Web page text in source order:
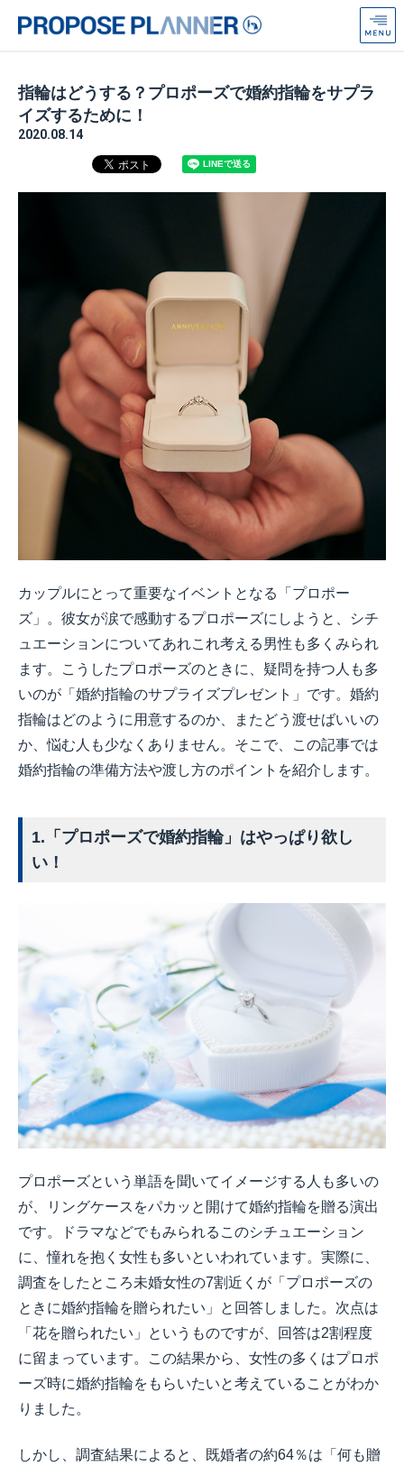
ロ
ズ
ン
from
Anniversaire
指輪はどうする？プロポーズで婚約指輪をサプラ
イズするために！
2020.08.14
カップルにとって重要なイベントとなる「プロポー
ズ」。彼女が涙で感動するプロポーズにしようと、シチ
ュエーションについてあれこれ考える男性も多くみられ
ます。こうしたプロポーズのときに、疑問を持つ人も多
いのが「婚約指輪のサプライズプレゼント」です。婚約
指輪はどのように用意するのか、またどう渡せばいいの
か、悩む人も少なくありません。そこで、この記事では
婚約指輪の準備方法や渡し方のポイントを紹介します。
1.「プロポーズで婚約指輪」はやっぱり欲し
い！
プロポーズという単語を聞いてイメージする人も多いの
が、リングケースをパカッと開けて婚約指輪を贈る演出
です。ドラマなどでもみられるこのシチュエーション
に、憧れを抱く女性も多いといわれています。実際に、
調査をしたところ未婚女性の7割近くが「プロポーズの
ときに婚約指輪を贈られたい」と回答しました。次点は
「花を贈られたい」というものですが、回答は2割程度
に留まっています。この結果から、女性の多くはプロポ
ーズ時に婚約指輪をもらいたいと考えていることがわか
りました。
しかし、調査結果によると、既婚者の約64％は「何も贈